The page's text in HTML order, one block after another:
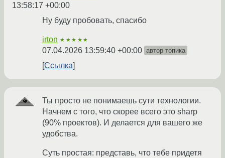
13:58:17 +00:00
Ну буду пробовать, спасибо
irton ★★★★★
07.04.2026 13:59:40 +00:00 автор топика
Ссылка
Ты просто не понимаешь сути технологии.
Начнем с того, что скорее всего это sharp
(90% проектов). И делается для вашего же
удобства.
Суть простая: представь, что тебе придетя